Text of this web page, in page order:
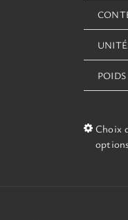
POIDS
Choix
options